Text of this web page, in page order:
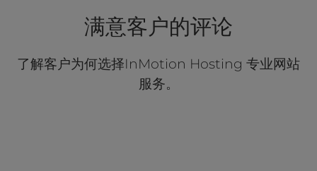
满意客户的评论
了解客户为何选择InMotion Hosting 专业网站
服务。